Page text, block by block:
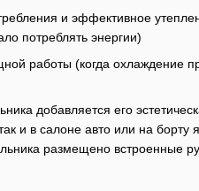
и эффективное
потреблять энергии)
работы (когда охлаждение
добавляется его
и в салоне авто или на
размещено встроенные